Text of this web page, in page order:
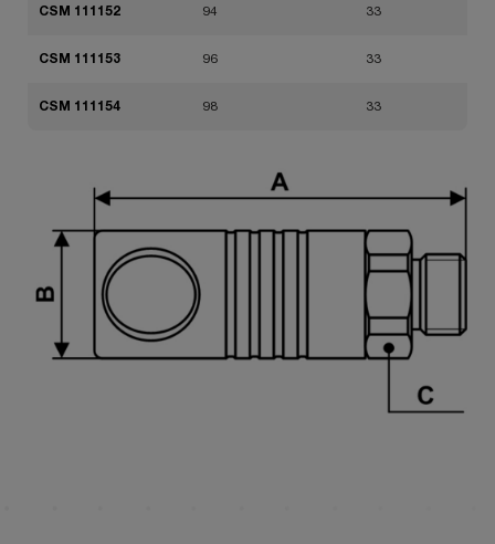
CSM 111152 94 33
CSM 111153 96 33
CSM 111154 98 33